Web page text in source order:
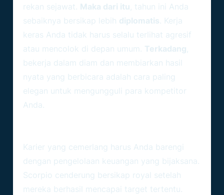
rekan sejawat. Maka dari itu, tahun ini Anda
sebaiknya bersikap lebih diplomatis. Kerja
keras Anda tidak harus selalu terlihat agresif
atau mencolok di depan umum. Terkadang,
bekerja dalam diam dan membiarkan hasil
nyata yang berbicara adalah cara paling
elegan untuk mengungguli para kompetitor
Anda.
Karier yang cemerlang harus Anda barengi
dengan pengelolaan keuangan yang bijaksana.
Scorpio cenderung bersikap royal setelah
mereka berhasil mencapai target tertentu.